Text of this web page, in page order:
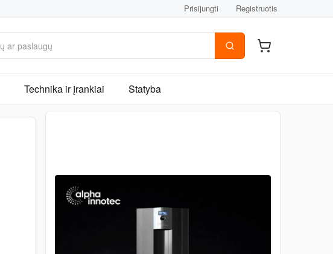
Prisijungti Registruotis
Technika ir įrankiai Statyba